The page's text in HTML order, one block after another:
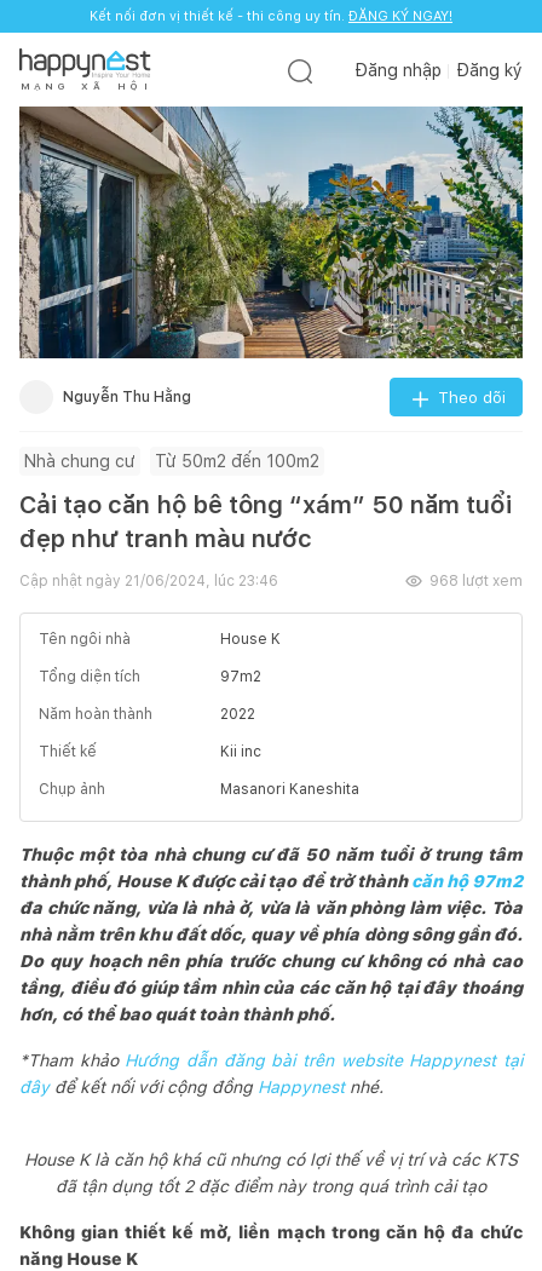
Kết nối đơn vị thiết kế - thi công uy tín. ĐĂNG KÝ NGAY!
M Ạ N G X Ã H Ộ I
Đăng nhập Đăng ký
Nguyễn Thu Hằng Theo dõi
Nhà chung cư Từ 50m2 đến 100m2
Cải tạo căn hộ bê tông “xám” 50 năm tuổi
đẹp như tranh màu nước
Cập nhật ngày 21/06/2024, lúc 23:46 968 lượt xem
Tên ngôi nhà House K
Tổng diện tích 97m2
Năm hoàn thành 2022
Thiết kế Kii inc
Chụp ảnh Masanori Kaneshita
Thuộc một tòa nhà chung cư đã 50 năm tuổi ở trung tâm
thành phố, House K được cải tạo để trở thànhcăn hộ 97m2
đa chức năng, vừa là nhà ở, vừa là văn phòng làm việc. Tòa
nhà nằm trên khu đất dốc, quay về phía dòng sông gần đó.
Do quy hoạch nên phía trước chung cư không có nhà cao
tầng, điều đó giúp tầm nhìn của các căn hộ tại đây thoáng
hơn, có thể bao quát toàn thành phố.
*Tham khảo Hướng dẫn đăng bài trên website Happynest tại
đâyđể kết nối với cộng đồng Happynest nhé.
House K là căn hộ khá cũ nhưng có lợi thế về vị trí và các KTS
đã tận dụng tốt 2 đặc điểm này trong quá trình cải tạo
Không gian thiết kế mở, liền mạch trong căn hộ đa chức
năng House K